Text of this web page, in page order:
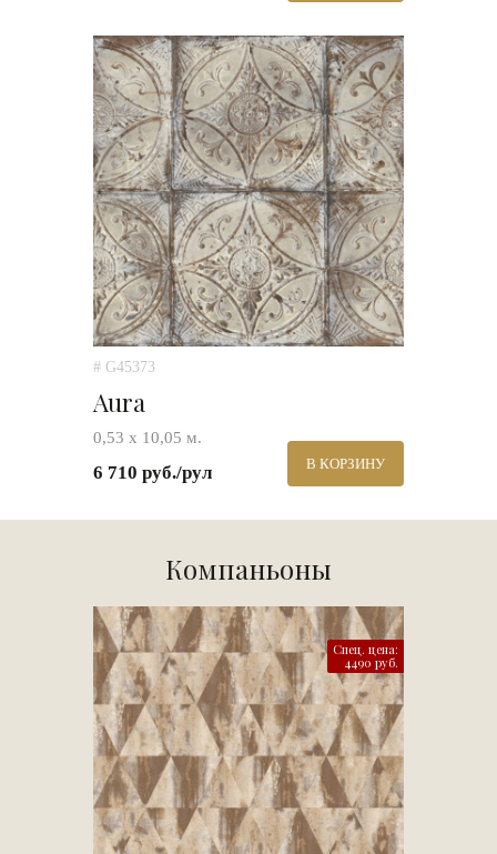
# G45373
Aura
0,53 х 10,05 м.
6 710 руб./рул В КОРЗИНУ
Компаньоны
Спец. цена:
4490 руб.